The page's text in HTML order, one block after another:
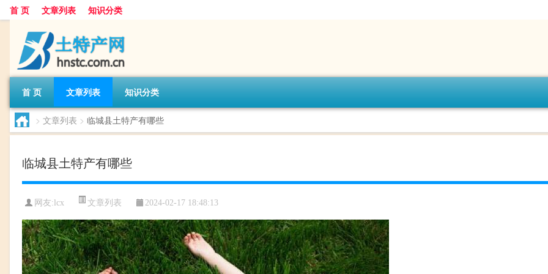
首 页 文章列表 知识分类
首 页 文章列表 知识分类
> 文章列表 > 临城县土特产有哪些
临城县土特产有哪些
网友: lcx 文章列表 2024-02-17 18:48:13